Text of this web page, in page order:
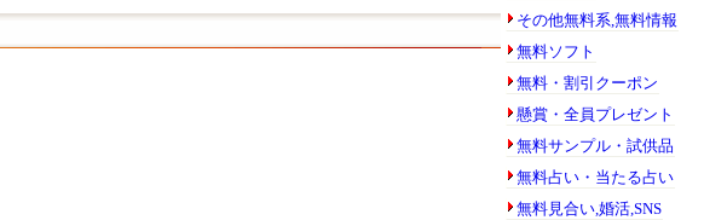
その他無料系,無料情報
無料ソフト
無料・割引クーポン
懸賞・全員プレゼント
無料サンプル・試供品
無料占い・当たる占い
無料見合い,婚活,SNS